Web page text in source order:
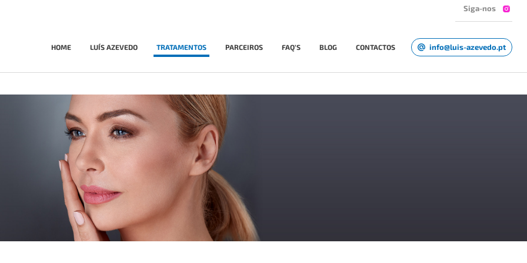
Siga-nos
HOME LUÍS AZEVEDO TRATAMENTOS PARCEIROS FAQ’S BLOG CONTACTOS info@luis-azevedo.pt